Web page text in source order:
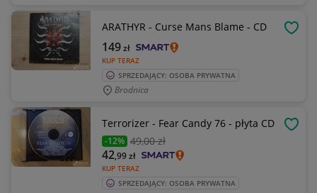
ARATHYR - Curse Mans Blame - CD
KUP TERAZ
149zł
SPRZEDAJĄCY: OSOBA PRYWATNA
Brodnica
Terrorizer - Fear Candy 76 - płyta CD
-12% 49,00 zł
KUP TERAZ
42,99zł
SPRZEDAJĄCY: OSOBA PRYWATNA